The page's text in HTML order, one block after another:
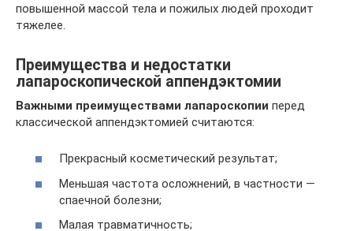
повышенной массой тела и пожилых людей проходит
тяжелее.
Преимущества и недостатки
лапароскопической аппендэктомии
Важными преимуществами лапароскопии перед
классической аппендэктомией считаются:
Прекрасный косметический результат;
Меньшая частота осложнений, в частности —
спаечной болезни;
Малая травматичность;